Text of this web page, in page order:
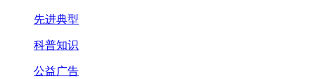
先进典型
科普知识
公益广告